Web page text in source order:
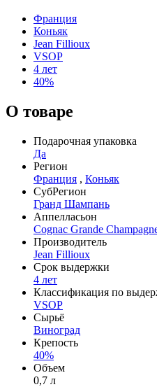
Франция
Коньяк
Jean Fillioux
VSOP
4 лет
40%
О товаре
Подарочная упаковка
Да
Регион
Франция , Коньяк
СубРегион
Гранд Шампань
Аппелласьон
Cognac Grande
Производитель
Jean Fillioux
Срок выдержки
4 лет
Классификация по
VSOP
Сырьё
Виноград
Крепость
40%
Объем
0,7 л